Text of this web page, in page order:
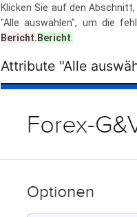
Klicken Sie auf den
"Alle auswählen", um die
Bericht. Bericht.
Attribute "Alle